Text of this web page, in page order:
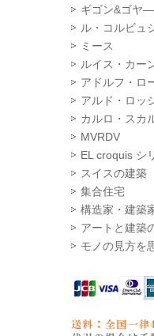
ギゴン&ゴヤ―
ル・コルビュ
ミース
ルイス・カー
アドルフ・ロ
アルド・ロッ
カルロ・スカ
MVRDV
EL croquis シ
スイスの建築
集合住宅
構造家・建築
アートと建築
モノの見方を